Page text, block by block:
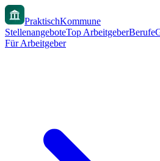
PraktischKommune
StellenangeboteTop ArbeitgeberBerufe
Für Arbeitgeber